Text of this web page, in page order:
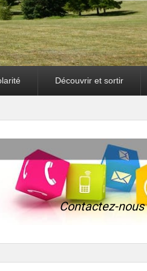
Découvrir et sortir
Contactez-nous